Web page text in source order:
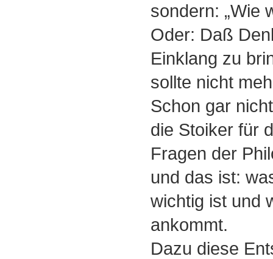
sondern: „Wie
Oder: Daß
Einklang zu
sollte nicht
Schon gar
die Stoiker für
Fragen der
und das ist:
wichtig ist und
ankommt.
Dazu diese